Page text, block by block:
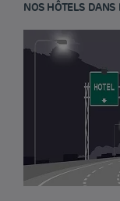
NOS HÔTELS